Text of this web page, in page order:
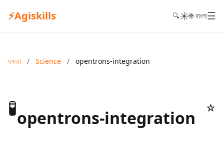
⚡Agiskills 🔍☀️🌐 বাংলা☰
দক্ষতা / Science / opentrons-integration
🧪opentrons-integration ☆